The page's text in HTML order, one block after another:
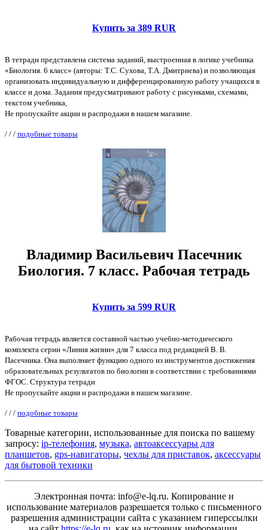
Купить за 389 RUR
В тетради представлена система заданий, выстроенная в логике учебника
«Биология. 6 класс» (авторы: Т.С. Сухова, Т.А. Дмитриева) и позволяющая
организовать индивидуальную и дифференцированную работу учащихся в
классе и дома. Задания предусматривают работу с рисунками, схемами,
текстом учебника,
Не пропускайте акции и распродажи в нашем магазине.
/ / / подобные товары
Владимир Васильевич Пасечник
Биология. 7 класс. Рабочая тетрадь
Купить за 599 RUR
Рабочая тетрадь является составной частью учебно-методического
комплекта серии «Линия жизни» для 7 класса под редакцией В. В.
Пасечника. Она выполняет функцию одного из инструментов достижения
образовательных результатов по биологии в соответствии с требованиями
ФГОС. Структура тетради
Не пропускайте акции и распродажи в нашем магазине.
/ / / подобные товары
Товарные категории, использованные для поиска по вашему
запросу: ip-телефония, музыка, автоаксессуары для
планшетов, gps-навигаторы, чехлы для приставок, аксессуары
для бытовой техники
Электронная почта: info@e-lq.ru. Копирование и
использование материалов разрешается только с письменного
разрешения администрации сайта с указанием гиперссылки